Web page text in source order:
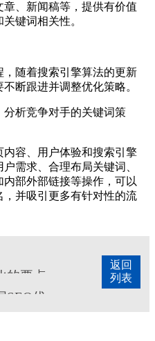
、新闻稿等，提供有价值
键词相关性。
随着搜索引擎算法的更新
断跟进并调整优化策略。
析竞争对手的关键词策
容、用户体验和搜索引擎
需求、合理布局关键词、
部外部链接等操作，可以
并吸引更多有针对性的流
返回
列表
的要点